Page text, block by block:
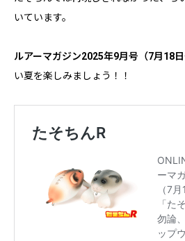
いています。
ルアーマガジン2025年9月号（7月18
い夏を楽しみましょう！！